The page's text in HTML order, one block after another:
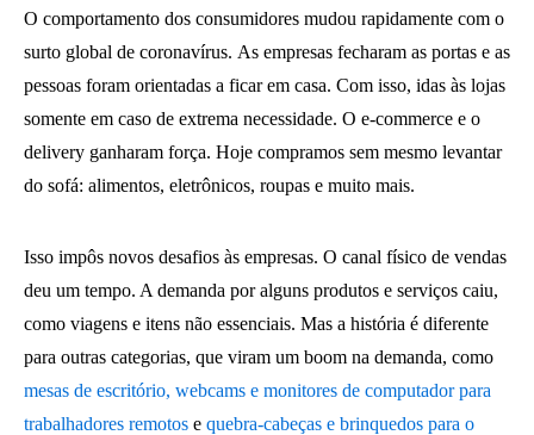
O comportamento dos consumidores mudou rapidamente com o
surto global de coronavírus. As empresas fecharam as portas e as
pessoas foram orientadas a ficar em casa. Com isso, idas às lojas
somente em caso de extrema necessidade. O e-commerce e o
delivery ganharam força. Hoje compramos sem mesmo levantar
do sofá: alimentos, eletrônicos, roupas e muito mais.
Isso impôs novos desafios às empresas. O canal físico de vendas
deu um tempo. A demanda por alguns produtos e serviços caiu,
como viagens e itens não essenciais. Mas a história é diferente
para outras categorias, que viram um boom na demanda, como
mesas de escritório, webcams e monitores de computador para
trabalhadores remotos e quebra-cabeças e brinquedos para o